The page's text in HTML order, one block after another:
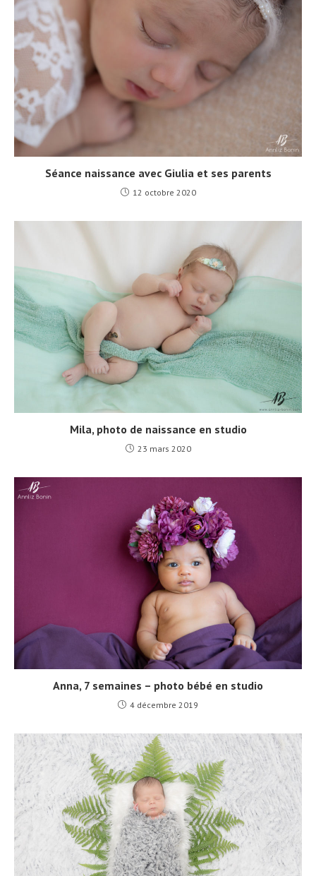
Séance naissance avec Giulia et ses parents
12 octobre 2020
Mila, photo de naissance en studio
23 mars 2020
Anna, 7 semaines – photo bébé en studio
4 décembre 2019